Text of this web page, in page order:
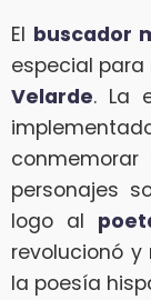
El buscador
especial para
Velarde. La
personajes
logo al
revolucionó
la poesía